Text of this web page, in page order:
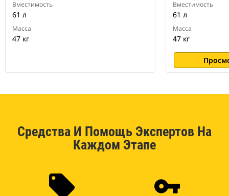
Вместимость
61 л
Масса
47 кг
Вместимость
61 л
Масса
47 кг
Средства И Помощь Экспертов На
Каждом Этапе